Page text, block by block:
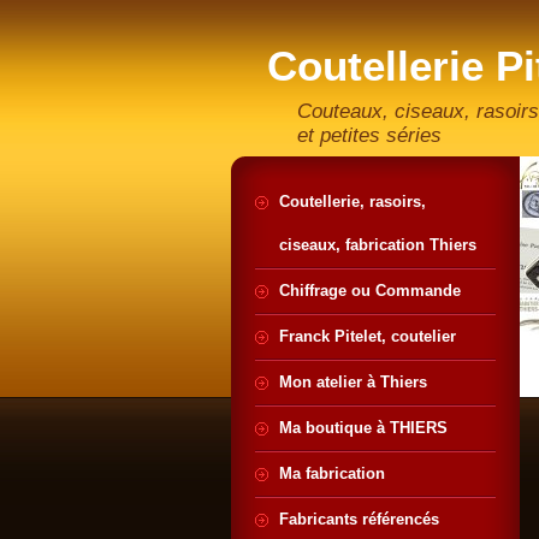
Coutellerie
artisan
Couteaux, ciseaux,
et petites séries
Coutellerie, rasoirs,
ciseaux, fabrication Thiers
Chiffrage ou Commande
Franck Pitelet, coutelier
Mon atelier à Thiers
Ma boutique à THIERS
Ma fabrication
Fabricants référencés